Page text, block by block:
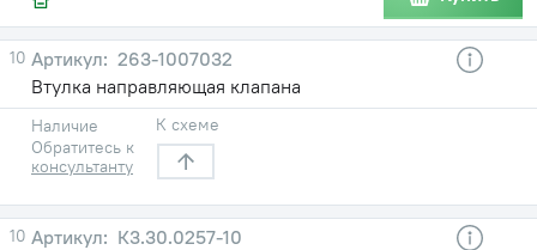
10
263-1007032
Втулка направляющая клапана
Наличие
Обратитесь к
консультанту
К схеме
10
К3.30.0257-10